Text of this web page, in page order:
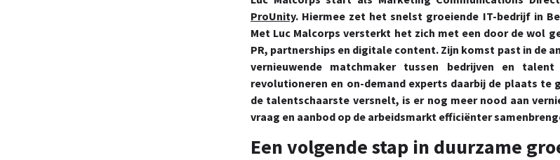
ProUnity. Hiermee zet het snelst groeiende IT-bedrijf in
Met Luc Malcorps versterkt het zich met een door de wol
PR, partnerships en digitale content. Zijn komst past in de
vernieuwende matchmaker tussen bedrijven en
revolutioneren en on-demand experts daarbij de plaats te
de talentschaarste versnelt, is er nog meer nood aan
vraag en aanbod op de arbeidsmarkt efficiënter
Een volgende stap in duurzame